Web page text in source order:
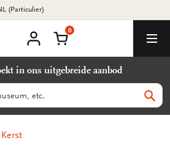
(Particulier)
account
Winkelmand
0
in ons uitgebreide aanbod
Kerst